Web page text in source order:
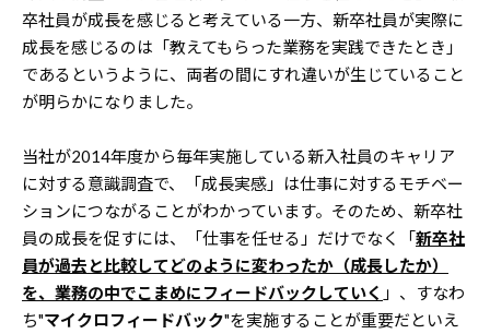
卒社員が成長を感じると考えている一方、新卒社員が実際に
成長を感じるのは「教えてもらった業務を実践できたとき」
であるというように、両者の間にすれ違いが生じていること
が明らかになりました。
当社が2014年度から毎年実施している新入社員のキャリア
に対する意識調査で、「成長実感」は仕事に対するモチベー
ションにつながることがわかっています。そのため、新卒社
員の成長を促すには、「仕事を任せる」だけでなく「新卒社
員が過去と比較してどのように変わったか（成長したか）
を、業務の中でこまめにフィードバックしていく 」、すなわ
ち"マイクロフィードバック"を実施することが重要だといえ